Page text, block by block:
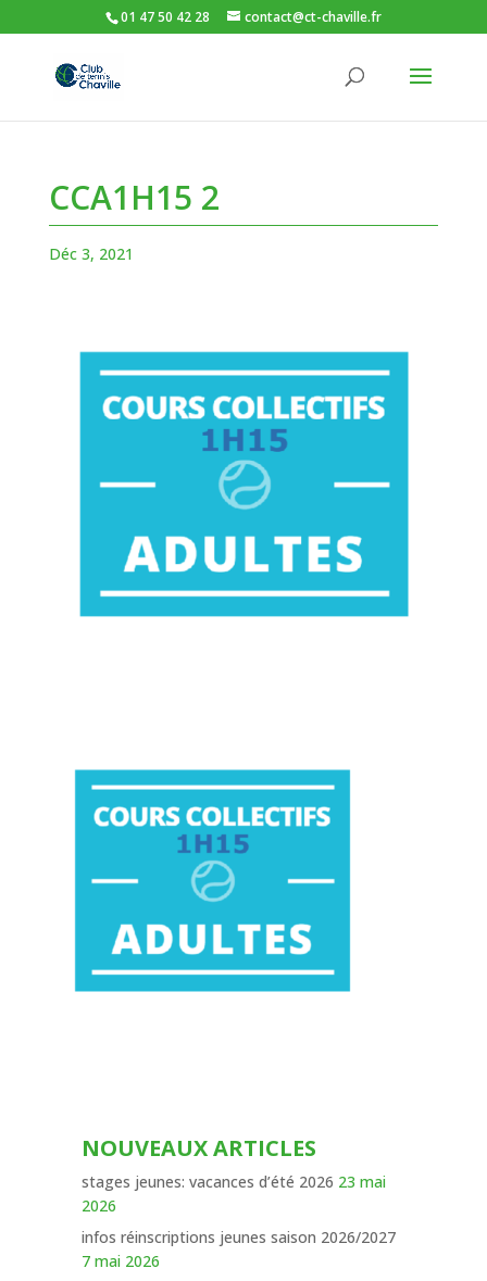
01 47 50 42 28 contact@ct-chaville.fr
CCA1H15 2
Déc 3, 2021
NOUVEAUX ARTICLES
stages jeunes: vacances d’été 2026 23 mai
2026
infos réinscriptions jeunes saison 2026/2027
7 mai 2026